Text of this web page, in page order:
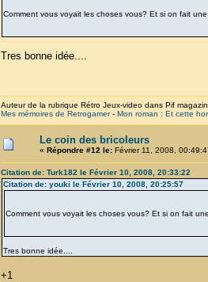
Comment vous voyait les choses vous? Et si on fait
Tres bonne idée....
Auteur de la rubrique Rétro Jeux-video dans Pif
Mes mémoires de Retrogamer- Mon roman : Et cette
Le coin des bricoleurs
« Répondre #12 le:Février 11, 2008,
Citation de: Turk182 le Février 10, 2008, 20:33:22
Citation de: youki le Février 10, 2008, 20:25:57
Comment vous voyait les choses vous? Et si on fait
Tres bonne idée....
+1